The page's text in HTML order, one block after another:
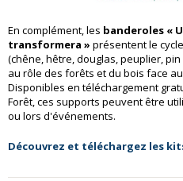
En complément, les banderoles «
transformera » présentent le
(chêne, hêtre, douglas, peuplier,
au rôle des forêts et du bois face
Disponibles en téléchargement
Forêt, ces supports peuvent être
ou lors d'événements.
Découvrez et téléchargez les